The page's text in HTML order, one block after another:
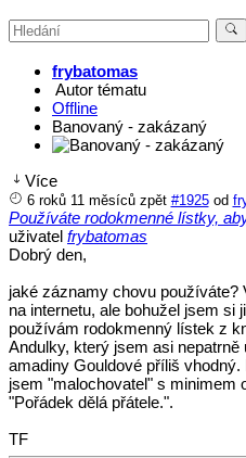
frybatomas
Autor tématu
Offline
Banovaný - zakázaný
Více
6 roků 11 měsíců zpět #1925 od
Používáte rodokmenné lístky,
uživatel frybatomas
Dobrý den,
jaké záznamy chovu používáte?
na internetu, ale bohužel jsem si
používám rodokmenný lístek z
Andulky, který jsem asi nepatrně
amadiny Gouldové příliš
jsem "malochovatel" s minimem
"Pořádek dělá přátele.".
TF